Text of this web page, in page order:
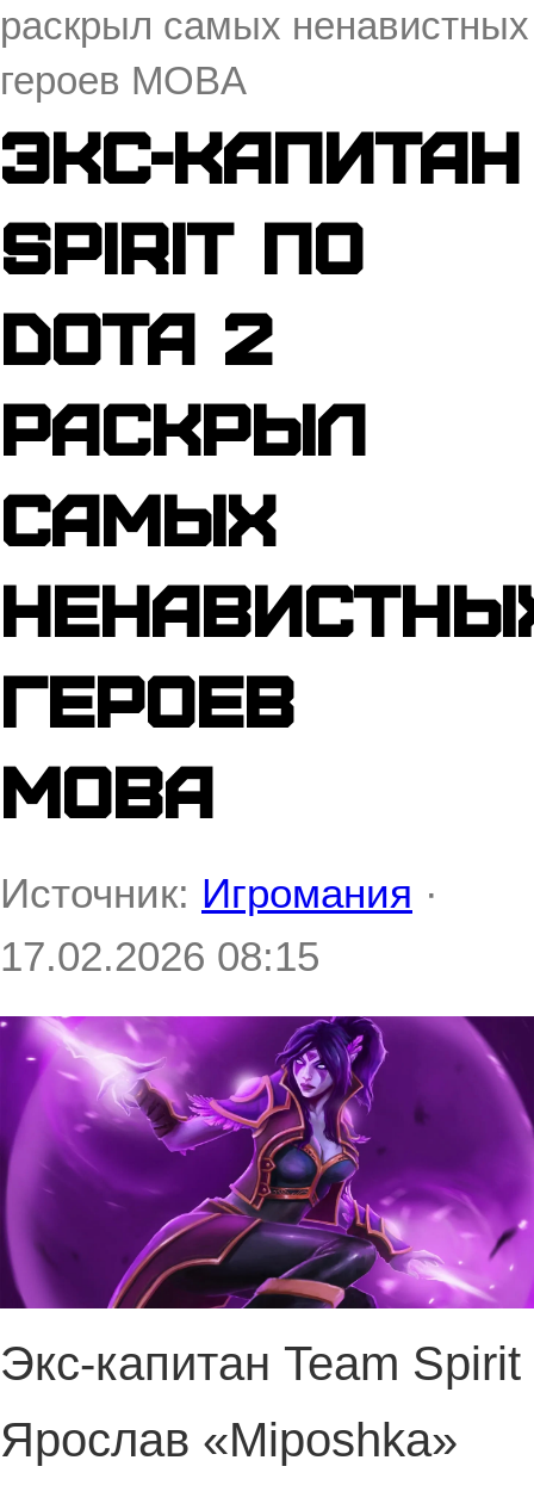
раскрыл самых ненавистных
героев MOBA
Экс-капитан
Spirit по
Dota 2
раскрыл
самых
героев
MOBA
Источник: Игромания ·
17.02.2026 08:15
Экс-капитан Team Spirit
Ярослав «Miposhka»